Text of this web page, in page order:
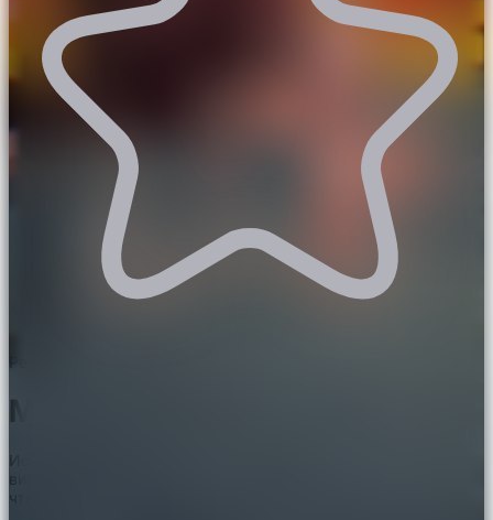
Мод Gaia Dimension
Исследуйте уникальное волшебное измерение с особыми
визуальными эффектами и фишками. Постройте портал,
чтобы попасть в мистическое Измерение Гайи.